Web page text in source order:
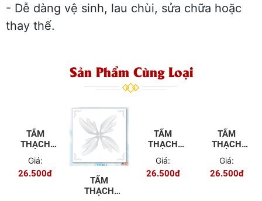
- Dễ dàng vệ sinh, lau chùi, sửa chữa hoặc
thay thế.
Sản Phẩm Cùng Loại
TẤM
THẠCH
CAO TTP-
694
Giá:
26.500đ
TẤM
THẠCH
TẤM
THẠCH
CAO TTP-
811
Giá:
26.500đ
TẤM
THẠCH
CAO TTP-
855
Giá:
26.500đ